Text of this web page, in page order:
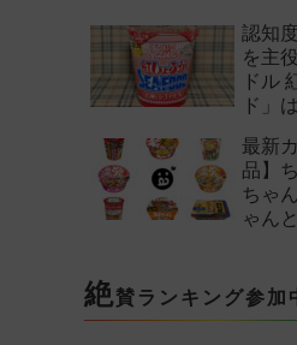
認知
を主
ドル
ド」
最新
品】
ちゃ
ゃん
絶賛ランキング参加